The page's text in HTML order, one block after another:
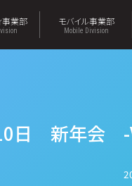
事業部 モバイル事業部
Mobile Division
日 新年会 -